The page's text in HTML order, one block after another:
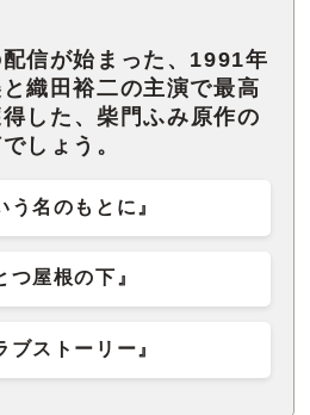
信が始まった、1991年
織田裕二の主演で最高
した、柴門ふみ原作の
しょう。
う名のもとに』
つ屋根の下』
ブストーリー』